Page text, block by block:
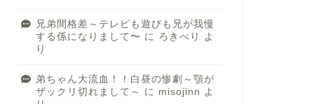
兄弟間格差～テレビも遊びも兄が我慢
する係になりまして〜 に ろきべり
よ
り
弟ちゃん大流血！！白昼の惨劇～顎が
ザックリ切れまして～
に misojinn よ